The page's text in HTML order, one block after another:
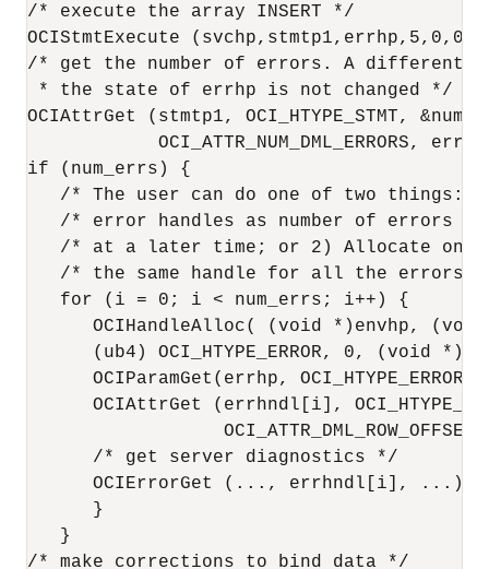
/* execute the array INSERT */
OCIStmtExecute
/* get the number of errors. A different
* the state of errhp is not changed */
OCIAttrGet (stmtp1, OCI_HTYPE_STMT,
OCI_ATTR_NUM_DML_ERRORS,
if (num_errs) {
/* The user can do one of two things:
/* error handles as number of errors
/* at a later time; or 2) Allocate one
/* the same handle for all the errors
   for (i = 0; i < num_errs; i++) {
OCIHandleAlloc( (void *)envhp,
(ub4) OCI_HTYPE_ERROR, 0, (void *)
OCIParamGet(errhp, OCI_HTYPE_ERROR,
OCIAttrGet (errhndl[i],
      /* get server diagnostics */
      OCIErrorGet (..., errhndl[i], ...);
      }
   }
/* make corrections to bind data */